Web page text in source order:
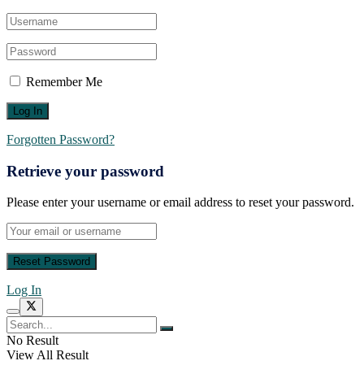
Remember Me
Forgotten Password?
Retrieve your password
Please enter your username or email address to reset your password.
Log In
No Result
View All Result